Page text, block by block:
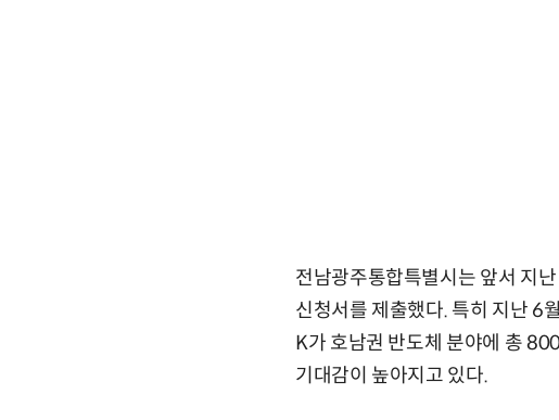
전남광주통합특별시는 앞서 지
신청서를 제출했다. 특히 지난 6
K가 호남권 반도체 분야에 총
기대감이 높아지고 있다.